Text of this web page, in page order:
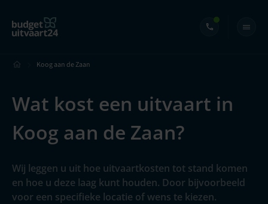
Koog aan de Zaan
Wat kost een uitvaart in
Koog aan de Zaan?
Wij leggen u uit hoe uitvaartkosten tot stand komen
en hoe u deze laag kunt houden. Door bijvoorbeeld
voor een specifieke locatie of wens te kiezen.